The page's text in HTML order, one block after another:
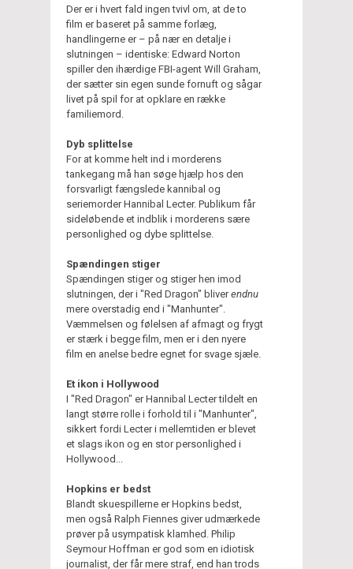
Der er i hvert fald ingen tvivl om, at de to
film er baseret på samme forlæg,
handlingerne er – på nær en detalje i
slutningen – identiske: Edward Norton
spiller den ihærdige FBI-agent Will Graham,
der sætter sin egen sunde fornuft og sågar
livet på spil for at opklare en række
familiemord.
Dyb splittelse
For at komme helt ind i morderens
tankegang må han søge hjælp hos den
forsvarligt fængslede kannibal og
seriemorder Hannibal Lecter. Publikum får
sideløbende et indblik i morderens sære
personlighed og dybe splittelse.
Spændingen stiger
Spændingen stiger og stiger hen imod
slutningen, der i "Red Dragon" bliverendnu
mere overstadig end i "Manhunter".
Væmmelsen og følelsen af afmagt og frygt
er stærk i begge film, men er i den nyere
film en anelse bedre egnet for svage sjæle.
Et ikon i Hollywood
I "Red Dragon" er Hannibal Lecter tildelt en
langt større rolle i forhold til i "Manhunter",
sikkert fordi Lecter i mellemtiden er blevet
et slags ikon og en stor personlighed i
Hollywood...
Hopkins er bedst
Blandt skuespillerne er Hopkins bedst,
men også Ralph Fiennes giver udmærkede
prøver på usympatisk klamhed. Philip
Seymour Hoffman er god som en idiotisk
journalist, der får mere straf, end han trods